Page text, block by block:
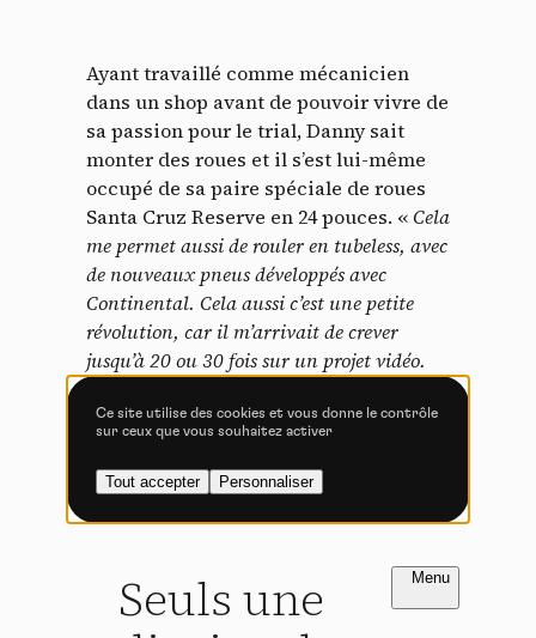
Ayant travaillé comme mécanicien
dans un shop avant de pouvoir vivre de
sa passion pour le trial, Danny sait
monter des roues et il s’est lui-même
occupé de sa paire spéciale de roues
Santa Cruz Reserve en 24 pouces. «Cela
me permet aussi de rouler en tubeless, avec
de nouveaux pneus développés avec
Continental. Cela aussi c’est une petite
révolution, car il m’arrivait de crever
jusqu’à 20 ou 30 fois sur un projet vidéo.
mousse à l’arrière, je ne crève quasiment
plus jamais. »
Seuls une
PAGE 1 / 2
PAGE 1 / 2
Tout accepter Tout refuser
Vidéos
Les services de partage de vidéo permettent d'enrichir
le site de contenu multimédia et augmentent sa
visibilité.
Vimeo interdit -Ce service peut déposer
Autoriser Interdire
YouTube interdit -
déposer 4 cookies.
Ce site utilise des cookies et vous donne le contrôle
sur ceux que vous souhaitez activer
Tout accepter Personnaliser